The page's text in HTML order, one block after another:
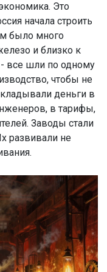
Это
начала строить
было много
и близко к
все шли по одному
чтобы не
деньги в
в тарифы,
Заводы стали
развивали не